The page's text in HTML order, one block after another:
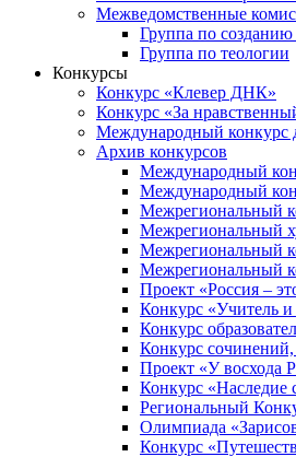
Межведомственные
Группа по созданию
Группа по теологии
Конкурсы
Конкурс «Клевер ДНК»
Конкурс «За
Международный конкурс
Архив конкурсов
Международный
Международный
Межрегиональный
Межрегиональный
Межрегиональный
Межрегиональный
Проект «Россия –
Конкурс «Учитель и
Конкурс
Конкурс
Проект «У восхода
Конкурс «Наследие
Региональный
Олимпиада
Конкурс